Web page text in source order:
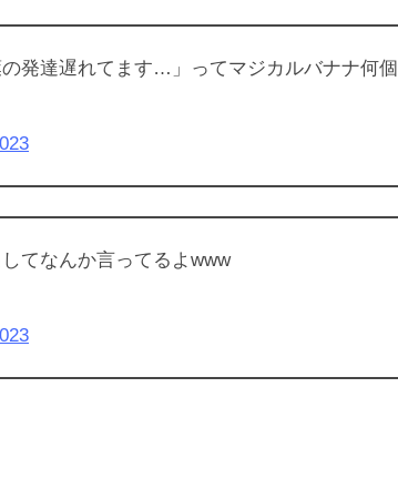
の発達遅れてます…」ってマジカルバナナ何個
てなんか言ってるよwww